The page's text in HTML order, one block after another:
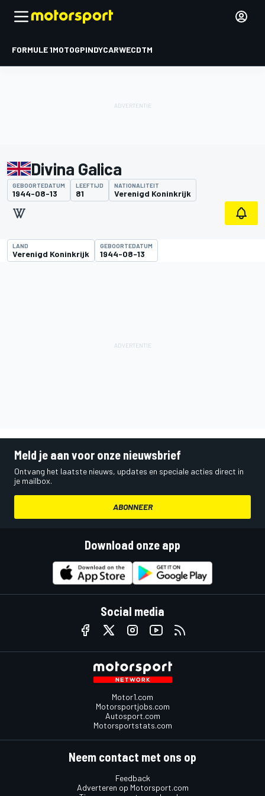
FORMULE 1MOTOGPINDYCARWECDTM
Divina Galica
GEBOORTEDATUM
1944-08-13
LEEFTIJD
81
NATIONALITEIT
Verenigd Koninkrijk
LAND
Verenigd Koninkrijk
GEBOORTEDATUM
1944-08-13
Meld je aan voor onze nieuwsbrief
Ontvang het laatste nieuws, updates en speciale acties direct in
je mailbox.
ABONNEER
Download onze app
Social media
Motor1.com
Motorsportjobs.com
Autosport.com
Motorsportstats.com
Neem contact met ons op
Feedback
Adverteren op Motorsport.com